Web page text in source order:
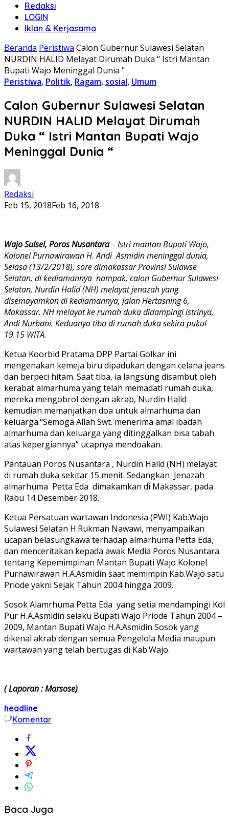
Redaksi
LOGIN
Iklan & Kerjasama
Beranda Peristiwa Calon Gubernur Sulawesi Selatan
NURDIN HALID Melayat Dirumah Duka “ Istri Mantan
Bupati Wajo Meninggal Dunia “
Peristiwa, Politik, Ragam, sosial, Umum
Calon Gubernur Sulawesi Selatan
NURDIN HALID Melayat Dirumah
Duka “ Istri Mantan Bupati Wajo
Meninggal Dunia “
Redaksi
Feb 15, 2018Feb 16, 2018
Wajo Sulsel, Poros Nusantara– Istri mantan Bupati Wajo,
Kolonel Purnawirawan H.Andi Asmidin meninggal dunia,
Selasa (13/2/2018), sore dimakassar Provinsi Sulawse
Selatan, dikediamannya nampak, calon Gubernur Sulawesi
Selatan, Nurdin Halid (NH) melayat jenazah yang
disemayamkan di kediamannya, Jalan Hertasning 6,
Makassar. NH melayat ke rumah duka didampingi istrinya,
Andi Nurbani. Keduanya tiba di rumah duka sekira pukul
19.15 WITA.
Ketua Koorbid Pratama DPP Partai Golkar ini
mengenakan kemeja biru dipadukan dengan celana jeans
dan berpeci hitam. Saat tiba, ia langsung disambut oleh
kerabat almarhuma yang telah memadati rumah duka,
mereka mengobrol dengan akrab, Nurdin Halid
kemudian memanjatkan doa untuk almarhuma dan
keluarga.“Semoga Allah Swt. menerima amal ibadah
almarhuma dan keluarga yang ditinggalkan bisa tabah
atas kepergiannya” ucapnya mendoakan.
Pantauan Poros Nusantara , Nurdin Halid (NH) melayat
di rumah duka sekitar 15 menit. Sedangkan Jenazah
almarhuma Petta Eda dimakamkan di Makassar, pada
Rabu 14 Desember 2018.
Ketua Persatuan wartawan Indonesia (PWI) Kab.Wajo
Sulawesi Selatan H.Rukman Nawawi, menyampaikan
ucapan belasungkawa terhadap almarhuma Petta Eda,
dan menceritakan kepada awak Media Poros Nusantara
tentang Kepemimpinan Mantan Bupati Wajo Kolonel
Purnawirawan H.A.Asmidin saat memimpin Kab.Wajo satu
Priode yakni Sejak Tahun 2004 hingga 2009.
Sosok Alamrhuma Petta Eda yang setia mendampingi Kol
Pur H.A.Asmidin selaku Bupati Wajo Priode Tahun 2004 –
2009, Mantan Bupati Wajo H.A.Asmidin Sosok yang
dikenal akrab dengan semua Pengelola Media maupun
wartawan yang telah bertugas di Kab.Wajo.
(Laporan : Marsose)
headline
Komentar
Baca Juga